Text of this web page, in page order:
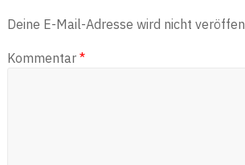
Deine E-Mail-Adresse wird nicht
Kommentar *